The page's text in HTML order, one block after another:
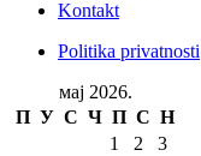
Kontakt
Politika privatnosti
мај 2026.
П У С Ч П С Н
1
2
3